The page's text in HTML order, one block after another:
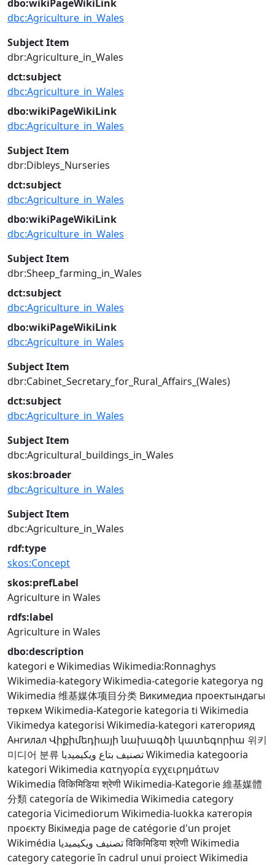
dbo:wikiPageWikiLink
dbc:Agriculture_in_Wales
Subject Item
dbr:Agriculture_in_Wales
dct:subject
dbc:Agriculture_in_Wales
dbo:wikiPageWikiLink
dbc:Agriculture_in_Wales
Subject Item
dbr:Dibleys_Nurseries
dct:subject
dbc:Agriculture_in_Wales
dbo:wikiPageWikiLink
dbc:Agriculture_in_Wales
Subject Item
dbr:Sheep_farming_in_Wales
dct:subject
dbc:Agriculture_in_Wales
dbo:wikiPageWikiLink
dbc:Agriculture_in_Wales
Subject Item
dbr:Cabinet_Secretary_for_Rural_Affairs_(Wales)
dct:subject
dbc:Agriculture_in_Wales
Subject Item
dbc:Agricultural_buildings_in_Wales
skos:broader
dbc:Agriculture_in_Wales
Subject Item
dbc:Agriculture_in_Wales
rdf:type
skos:Concept
skos:prefLabel
Agriculture in Wales
rdfs:label
Agriculture in Wales
dbo:description
kategori e Wikimedias Wikimedia:Ronnaghys
Wikimedia-kategoryWikimedia-categorie kategorya ng
Wikimedia 维基媒体项目分类 Викимедиа проектындагы
төркем Wikimedia-Kategorie kategoria ti Wikimedia
Vikimedya kategorisi Wikimedia-kategori категорияд
Ангилал Վիքիմեդիայի նախագծի կատեգորիա 위키
미디어 분류 تصنيف بتاع ويكيميدياWikimedia kategooria
kategori Wikimedia κατηγορία εγχειρημάτων
Wikimedia विकिमिडिया श्रेणीWikimedia-Kategorie維基媒體
分類 categoría de Wikimedia Wikimedia category
categoria Vicimediorum Wikimedia-luokka категорія
проєкту Вікімедіа page de catégorie d'un projet
Wikimédia تصنيف ويكيميدياविकिमिडिया श्रेणीWikimedia
category categorie în cadrul unui proiect Wikimedia